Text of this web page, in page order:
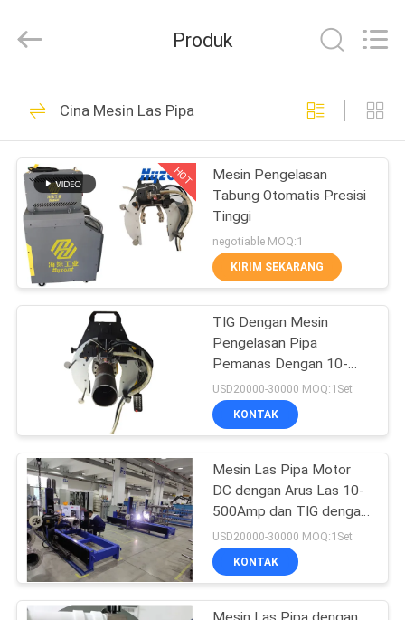
RUMAH
PRODUK
VIDEO
TENTANG
KAMI
PABRIK
KONTROL
KUALITAS
PERMINTAAN
PENAWARAN
Technologies
Co.,Ltd..
Reserved.
Mesin Las
Pemotongan
19
Mesin Las Orbital
36
Mesin Las Pipa
30
Produk
Cina Mesin Las Pipa
HOT
Mesin Pengelasan
Tabung Otomatis Presisi
Tinggi
negotiable MOQ:1
KIRIM SEKARANG
TIG Dengan Mesin
Pengelasan Pipa
Pemanas Dengan 10-
500Amp Pengelasan
Saat Ini Dan Kecepatan
Tinggi, Pengelasan
Presisi Tinggi
USD20000-30000 MOQ:1Set
KONTAK
Mesin Las Pipa Motor
DC dengan Arus Las 10-
500Amp dan TIG dengan
Pengumpan Kawat untuk
Pengelasan Presisi
Tinggi
USD20000-30000 MOQ:1Set
KONTAK